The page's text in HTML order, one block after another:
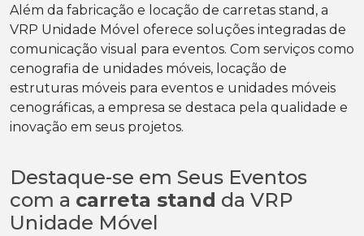
Além da fabricação e locação de carretas stand, a
VRP Unidade Móvel oferece soluções integradas de
comunicação visual para eventos. Com serviços como
cenografia de unidades móveis, locação de
estruturas móveis para eventos e unidades móveis
cenográficas, a empresa se destaca pela qualidade e
inovação em seus projetos.
Destaque-se em Seus Eventos
com a carreta stand da VRP
Unidade Móvel